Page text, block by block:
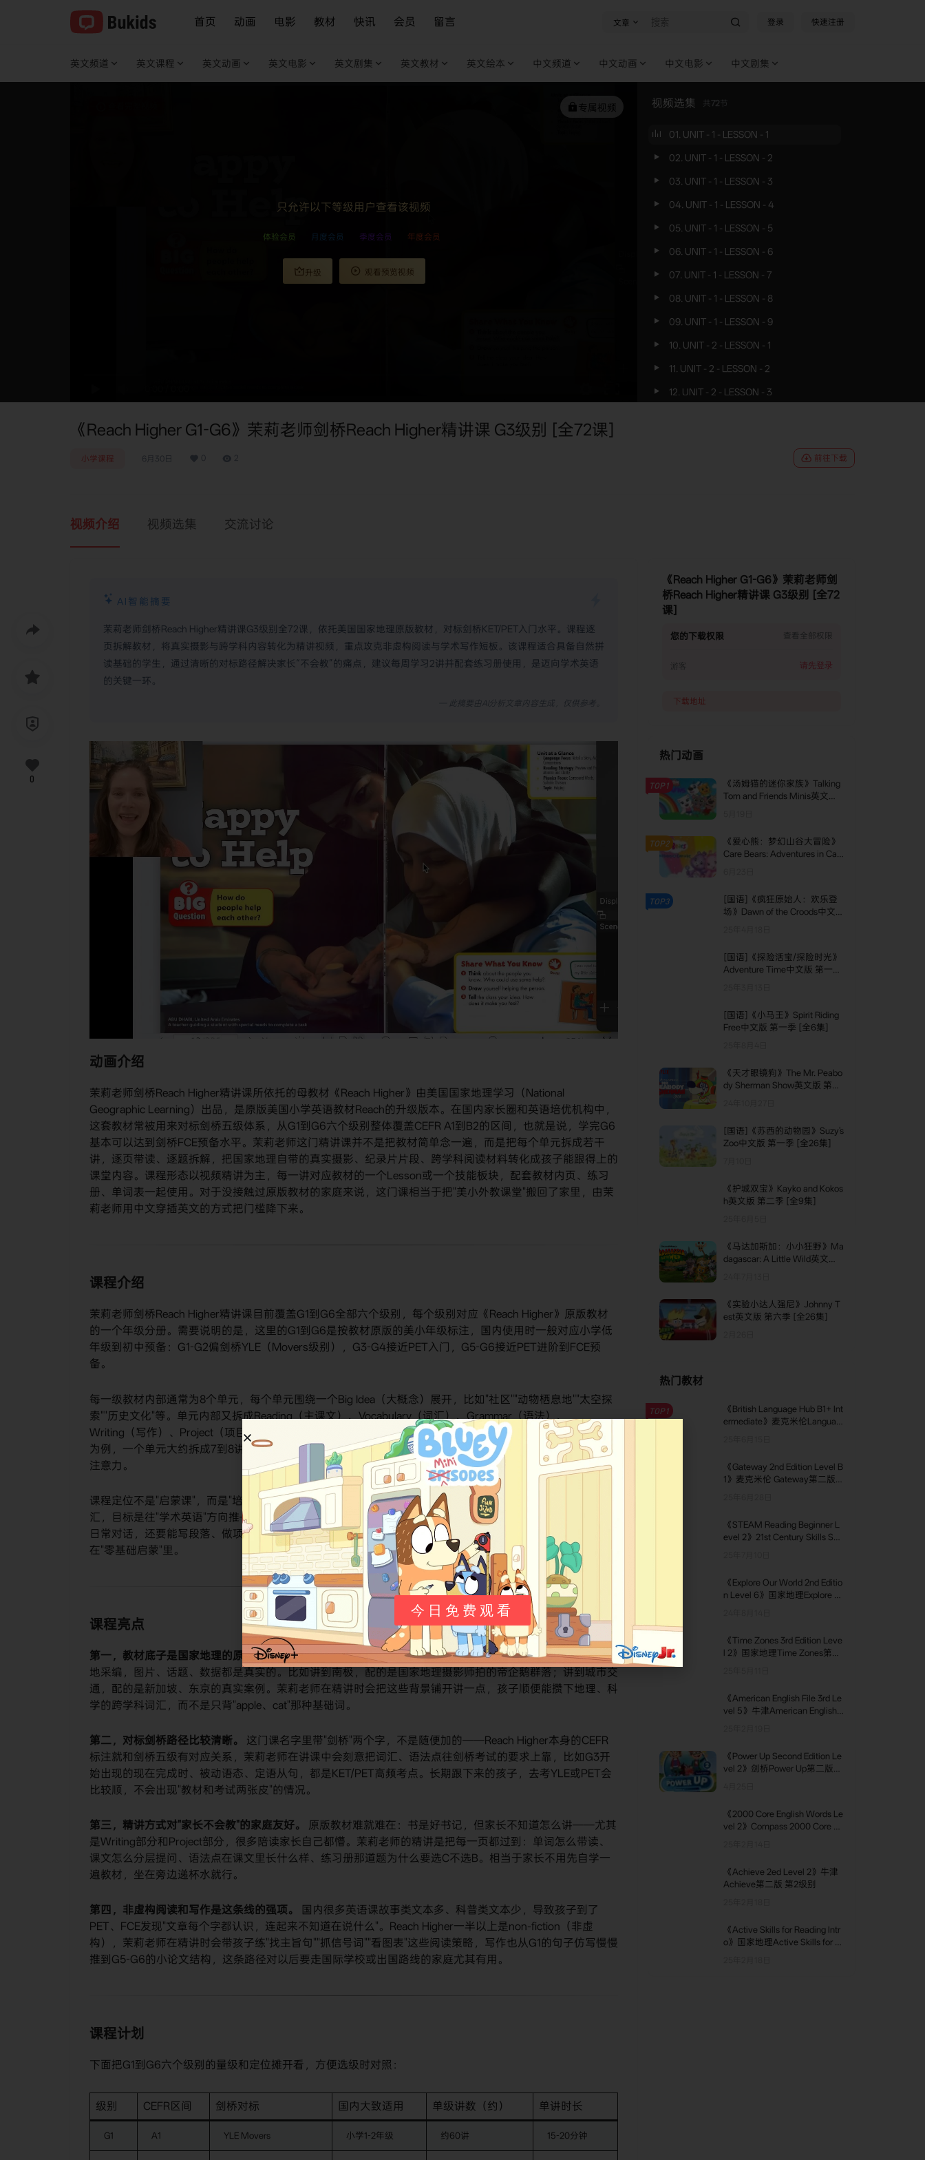
首页 动画 电影 教材 快讯 会员 留言 文章 登录 快速注册
英文频道 英文课程 英文动画 英文电影 英文剧集 英文教材 英文绘本 中文频道 中文动画 中文电影 中文剧集
专属视频
只允许以下等级用户查看该视频
体验会员 月度会员 季度会员 年度会员
升级 观看预览视频
视频选集 共 72 节
01. UNIT - 1 - LESSON - 1
02. UNIT - 1 - LESSON - 2
03. UNIT - 1 - LESSON - 3
04. UNIT - 1 - LESSON - 4
05. UNIT - 1 - LESSON - 5
06. UNIT - 1 - LESSON - 6
07. UNIT - 1 - LESSON - 7
08. UNIT - 1 - LESSON - 8
09. UNIT - 1 - LESSON - 9
10. UNIT - 2 - LESSON - 1
11. UNIT - 2 - LESSON - 2
12. UNIT - 2 - LESSON - 3
20. UNIT - 3 - LESSON - 2
21. UNIT - 3 - LESSON - 3
24. UNIT - 3 - LESSON - 6
25. UNIT - 3 - LESSON - 7
29. UNIT - 4 - LESSON - 3
30. UNIT - 4 - LESSON - 4
31. UNIT - 4 - LESSON - 5
32. UNIT - 4 - LESSON - 6
34. UNIT - 4 - LESSON - 8
36. UNIT - 5 - LESSON - 1
39. UNIT - 5 - LESSON - 4
41. UNIT - 5 - LESSON - 6
42. UNIT - 5 - LESSON - 7
44. UNIT - 5 - LESSON - 9
45. UNIT - 6 - LESSON - 1
46. UNIT - 6 - LESSON - 2
49. UNIT - 6 - LESSON - 5
50. UNIT - 6 - LESSON - 6
51. UNIT - 6 - LESSON - 7
52. UNIT - 6 - LESSON - 8
54. UNIT - 6 - LESSON - 10
56. UNIT - 7 - LESSON - 2
58. UNIT - 7 - LESSON - 4
61. UNIT - 7 - LESSON - 7
63. UNIT - 7 - LESSON - 9
65. UNIT - 8 - LESSON - 1
66. UNIT - 8 - LESSON - 2
68. UNIT - 8 - LESSON - 4
70. UNIT - 8 - LESSON - 6
71. UNIT - 8 - LESSON - 8
《Reach Higher G1-G6》茉莉老师剑桥Reach Higher精讲课 G3级别 [全72课]
小学课程 6月30日 2 前往下载
视频介绍 视频选集 交流讨论
AI智能摘要
茉莉老师剑桥Reach Higher精讲课G3级别全72课，依托美国国家地理原版教材，对标剑桥KET/PET入门水平。课程逐
页拆解教材，将真实摄影与跨学科内容转化为精讲视频，重点攻克非虚构阅读与学术写作短板。该课程适合具备自然拼
读基础的学生，通过清晰的对标路径解决家长“不会教”的痛点，建议每周学习2讲并配套练习册使用，是迈向学术英语
的关键一环。
动画介绍
茉莉老师剑桥Reach Higher精讲课所依托的母教材《Reach Higher》由美国国家地理学习（National
Geographic Learning）出品，是原版美国小学英语教材Reach的升级版本。在国内家长圈和英语培优机构中，
这套教材常被用来对标剑桥五级体系，从G1到G6六个级别整体覆盖CEFR A1到B2的区间，也就是说，学完G6
基本可以达到剑桥FCE预备水平。茉莉老师这门精讲课并不是把教材简单念一遍，而是把每个单元拆成若干
讲，逐页带读、逐题拆解，把国家地理自带的真实摄影、纪录片片段、跨学科阅读材料转化成孩子能跟得上的
课堂内容。课程形态以视频精讲为主，每一讲对应教材的一个Lesson或一个技能板块，配套教材内页、练习
册、单词表一起使用。对于没接触过原版教材的家庭来说，这门课相当于把"美小外教课堂"搬回了家里，由茉
莉老师用中文穿插英文的方式把门槛降下来。
课程介绍
茉莉老师剑桥Reach Higher精讲课目前覆盖G1到G6全部六个级别，每个级别对应《Reach Higher》原版教材
的一个年级分册。需要说明的是，这里的G1到G6是按教材原版的美小年级标注，国内使用时一般对应小学低
年级到初中预备：G1-G2偏剑桥YLE（Movers级别），G3-G4接近PET入门，G5-G6接近PET进阶到FCE预
备。
每一级教材内部通常为8个单元，每个单元围绕一个Big Idea（大概念）展开，比如"社区""动物栖息地""太空探
索""历史文化"等。单元内部又拆成Reading（主课文）、Vocabulary（词汇）、Grammar（语法）、
Writing（写作）、Project（项目）几个板块。茉莉老师的精讲课就是把这一整条链拆成一讲一讲录好：以G1
为例，一个单元大约拆成7到8讲，全书8个单元加起来约60讲上下，每讲十几到二十多分钟，节奏适配小学生
注意力。
课程定位不是"启蒙课"，而是"培优精讲课"。也就是说，它默认孩子已经有自然拼读基础和一定量的听力词
汇，目标是往"学术英语"方向推——不仅要能读故事，还要能读非虚构（科普、传记、说明文），不仅要会说
日常对话，还要能写段落、做项目汇报。这也是为什么这门课常被放在"剑桥五级备考路径"里讨论，而不是放
在"零基础启蒙"里。
课程亮点
第一，教材底子是国家地理的原版素材。​ Reach Higher每个单元的主课文都来自国家地理的摄影师、记者实
地采编，图片、话题、数据都是真实的。比如讲到南极，配的是国家地理摄影师拍的帝企鹅群落；讲到城市交
通，配的是新加坡、东京的真实案例。茉莉老师在精讲时会把这些背景铺开讲一点，孩子顺便能攒下地理、科
学的跨学科词汇，而不是只背"apple、cat"那种基础词。
第二，对标剑桥路径比较清晰。
​ 这门课名字里带"剑桥"两个字，不是随便加的——Reach Higher本身的CEFR
标注就和剑桥五级有对应关系，茉莉老师在讲课中会刻意把词汇、语法点往剑桥考试的要求上靠，比如G3开
始出现的现在完成时、被动语态、定语从句，都是KET/PET高频考点。长期跟下来的孩子，去考YLE或PET会
比较顺，不会出现"教材和考试两张皮"的情况。
第三，精讲方式对"家长不会教"的家庭友好。
​ 原版教材难就难在：书是好书记，但家长不知道怎么讲——尤其
是Writing部分和Project部分，很多陪读家长自己都懵。茉莉老师的精讲是把每一页都过到：单词怎么带读、
课文怎么分层提问、语法点在课文里长什么样、练习册那道题为什么要选C不选B。相当于家长不用先自学一
遍教材，坐在旁边递杯水就行。
第四，非虚构阅读和写作是这条线的强项。
​ 国内很多英语课故事类文本多、科普类文本少，导致孩子到了
PET、FCE发现"文章每个字都认识，连起来不知道在说什么"。Reach Higher一半以上是non-fiction（非虚
构），茉莉老师在精讲时会带孩子练"找主旨句""抓信号词""看图表"这些阅读策略，写作也从G1的句子仿写慢慢
推到G5-G6的小论文结构，这条路径对以后要走国际学校或出国路线的家庭尤其有用。
课程计划
下面把G1到G6六个级别的量级和定位摊开看，方便选级时对照：
级别 CEFR区间 剑桥对标 国内大致适用 单级讲数（约） 单讲时长
G1 A1 YLE Movers 小学1-2年级 约60讲 15-20分钟
0
《Reach Higher G1-G6》茉莉老师剑
桥Reach Higher精讲课 G3级别 [全72
课]
您的下载权限 查看全部权限
游客 请先登录
下载地址
热门动画
TOP1
《汤姆猫的迷你家族》Talking
Tom and Friends Minis英文版
TOP2
《爱心熊：梦幻山谷大冒险》
Care Bears: Adventures in Car
TOP3
[国语]《疯狂原始人：欢乐登
场》Dawn of the Croods中文
[国语]《探险活宝/探险时光》
Adventure Time中文版 第一季
[国语]《小马王》Spirit Riding
Free中文版 第一季 [全6集]
《天才眼镜狗》The Mr. Peabo
dy Sherman Show英文版 第四
[国语]《苏西的动物园》Suzy's
Zoo中文版 第一季 [全26集]
《护城双宝》Kayko and Kokos
h英文版 第二季 [全9集]
《马达加斯加：小小狂野》Ma
dagascar: A Little Wild英文版
《实验小达人强尼》Johnny T
est英文版 第六季 [全26集]
热门教材
TOP1
《British Language Hub B1+ Int
ermediate》麦克米伦Languag
《Gateway 2nd Edition Level B
1》麦克米伦 Gateway第二版 B
《STEAM Reading Beginner L
evel 2》21st Century Skills STE
《Explore Our World 2nd Editio
n Level 6》国家地理Explore O
《Time Zones 3rd Edition Leve
l 2》国家地理Time Zones第三
《American English File 3rd Le
vel 5》牛津American English F
《Power Up Second Edition Le
vel 2》剑桥Power Up第二版
《2000 Core English Words Le
vel 2》Compass 2000 Core En
《Achieve 2ed Level 2》牛津
Achieve第二版 第2级别
《Active Skills for Reading Intr
o》国家地理Active Skills for R
今日免费观看